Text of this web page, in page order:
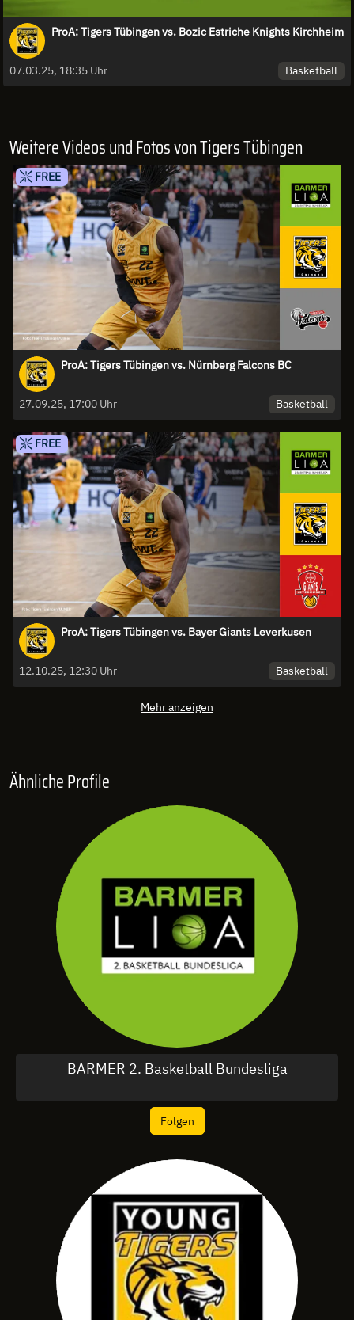
ProA: Tigers Tübingen vs. Bozic Estriche Knights Kirchheim
07.03.25, 18:35 Uhr Basketball
Weitere Videos und Fotos von Tigers Tübingen
FREE
ProA: Tigers Tübingen vs. Nürnberg Falcons BC
27.09.25, 17:00 Uhr Basketball
FREE
ProA: Tigers Tübingen vs. Bayer Giants Leverkusen
12.10.25, 12:30 Uhr Basketball
Mehr anzeigen
Ähnliche Profile
BARMER 2. Basketball Bundesliga
Folgen